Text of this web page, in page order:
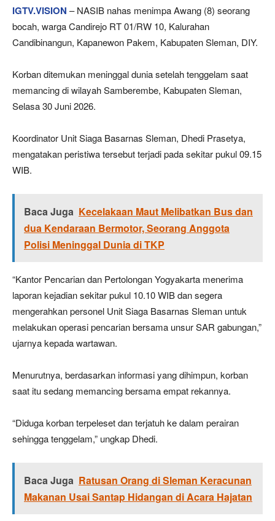
IGTV.VISION – NASIB nahas menimpa Awang (8) seorang
bocah, warga Candirejo RT 01/RW 10, Kalurahan
Candibinangun, Kapanewon Pakem, Kabupaten Sleman, DIY.
Korban ditemukan meninggal dunia setelah tenggelam saat
memancing di wilayah Samberembe, Kabupaten Sleman,
Selasa 30 Juni 2026.
Koordinator Unit Siaga Basarnas Sleman, Dhedi Prasetya,
mengatakan peristiwa tersebut terjadi pada sekitar pukul 09.15
WIB.
Baca Juga Kecelakaan Maut Melibatkan Bus dan
dua Kendaraan Bermotor, Seorang Anggota
Polisi Meninggal Dunia di TKP
“Kantor Pencarian dan Pertolongan Yogyakarta menerima
laporan kejadian sekitar pukul 10.10 WIB dan segera
mengerahkan personel Unit Siaga Basarnas Sleman untuk
melakukan operasi pencarian bersama unsur SAR gabungan,”
ujarnya kepada wartawan.
Menurutnya, berdasarkan informasi yang dihimpun, korban
saat itu sedang memancing bersama empat rekannya.
“Diduga korban terpeleset dan terjatuh ke dalam perairan
sehingga tenggelam,” ungkap Dhedi.
Baca Juga Ratusan Orang di Sleman Keracunan
Makanan Usai Santap Hidangan di Acara Hajatan